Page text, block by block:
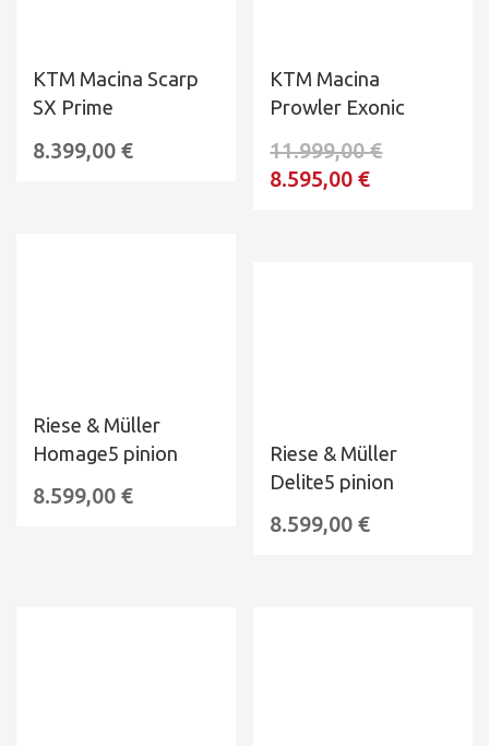
KTM Macina Scarp
SX Prime
8.399,00 €
KTM Macina
Prowler Exonic
11.999,00€
8.595,00€
Riese & Müller
Homage5 pinion
8.599,00 €
Riese & Müller
Delite5 pinion
8.599,00€